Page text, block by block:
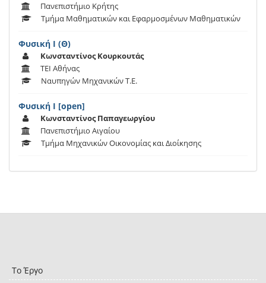
Πανεπιστήμιο Κρήτης
Τμήμα Μαθηματικών και Εφαρμοσμένων Μαθηματικών
Φυσική Ι (Θ)
Κωνσταντίνος Κουρκουτάς
ΤΕΙ Αθήνας
Ναυπηγών Μηχανικών Τ.Ε.
Φυσική Ι [open]
Κωνσταντίνος Παπαγεωργίου
Πανεπιστήμιο Αιγαίου
Τμήμα Μηχανικών Οικονομίας και Διοίκησης
Το Έργο